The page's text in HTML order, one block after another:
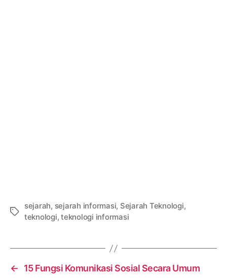
Tags
sejarah, sejarah informasi, Sejarah Teknologi,
teknologi,teknologi informasi
←
15 Fungsi Komunikasi Sosial Secara Umum